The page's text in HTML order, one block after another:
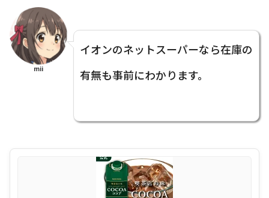
mii
イオンのネットスーパーなら在庫の
有無も事前にわかります。